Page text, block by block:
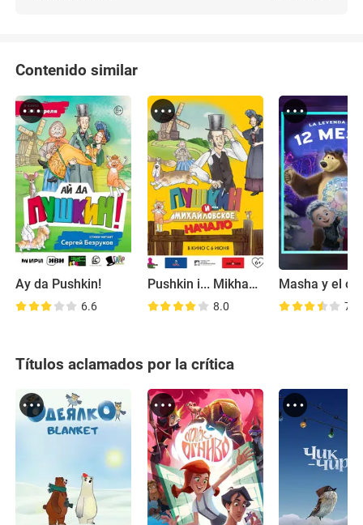
Contenido similar
Ay da Pushkin!
6.6
Pushkin i... Mikhaylovskoe. Nachalo
8.0 7.0
Títulos aclamados por la crítica